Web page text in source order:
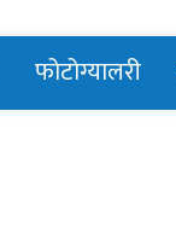
फोटोग्यालरी